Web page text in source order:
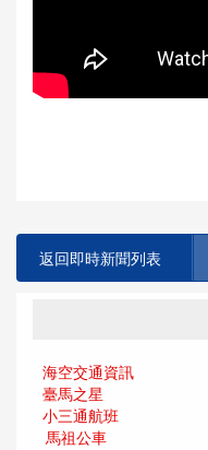
返回即時新聞列表
海空交通資訊
臺馬之星
小三通航班
馬祖公車